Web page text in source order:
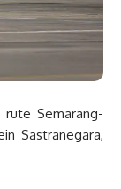
Semarang-
Sastranegara,